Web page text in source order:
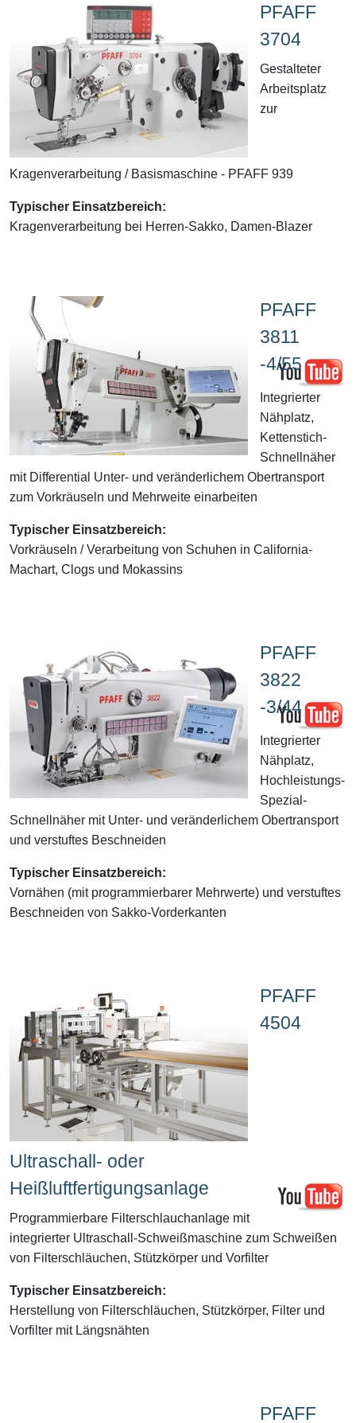
PFAFF
3704
Gestalteter
Arbeitsplatz
zur
Kragenverarbeitung / Basismaschine - PFAFF 939
Typischer Einsatzbereich:
Kragenverarbeitung bei Herren-Sakko, Damen-Blazer
PFAFF
3811
-4/55
Integrierter
Nähplatz,
Kettenstich-
Schnellnäher
mit Differential Unter- und veränderlichem Obertransport
zum Vorkräuseln und Mehrweite einarbeiten
Typischer Einsatzbereich:
Vorkräuseln / Verarbeitung von Schuhen in California-
Machart, Clogs und Mokassins
PFAFF
3822
-3/44
Integrierter
Nähplatz,
Hochleistungs-
Spezial-
Schnellnäher mit Unter- und veränderlichem Obertransport
und verstuftes Beschneiden
Typischer Einsatzbereich:
Vornähen (mit programmierbarer Mehrwerte) und verstuftes
Beschneiden von Sakko-Vorderkanten
PFAFF
4504
Ultraschall- oder
Heißluftfertigungsanlage
Programmierbare Filterschlauchanlage mit
integrierter Ultraschall-Schweißmaschine zum Schweißen
von Filterschläuchen, Stützkörper und Vorfilter
Typischer Einsatzbereich:
Herstellung von Filterschläuchen, Stützkörper, Filter und
Vorfilter mit Längsnähten
PFAFF